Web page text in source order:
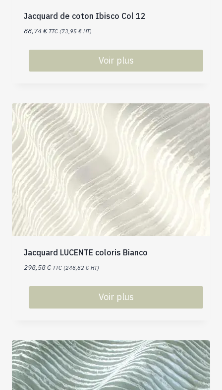
Jacquard de coton Ibisco Col 12
88,74€ TTC (73,95 € HT)
Voir plus
Jacquard LUCENTE coloris Bianco
298,58€ TTC (248,82 € HT)
Voir plus